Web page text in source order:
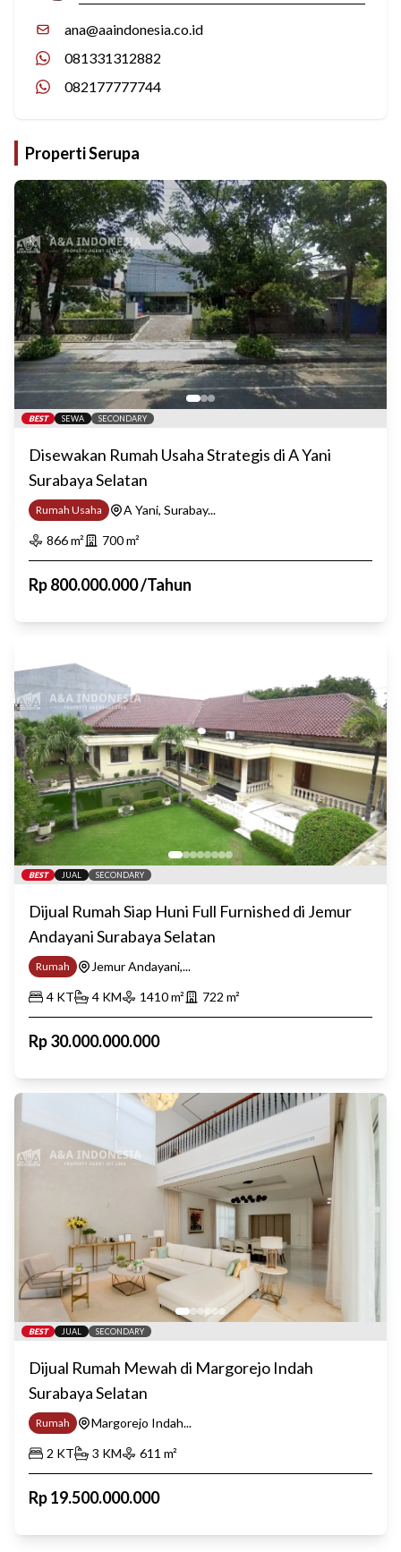
ana@aaindonesia.co.id
081331312882
082177777744
Properti Serupa
BEST SEWA SECONDARY
Disewakan Rumah Usaha Strategis di A Yani
Surabaya Selatan
Rumah Usaha
A Yani, Surabay...
866m² 700m²
Rp800.000.000/Tahun
BEST JUAL SECONDARY
Dijual Rumah Siap Huni Full Furnished di Jemur
Andayani Surabaya Selatan
Rumah
Jemur Andayani,...
4 KT 4 KM 1410m² 722 m²
Rp30.000.000.000
BEST JUAL SECONDARY
Dijual Rumah Mewah di Margorejo Indah
Surabaya Selatan
Rumah
Margorejo Indah...
2 KT 3 KM 611 m²
Rp19.500.000.000